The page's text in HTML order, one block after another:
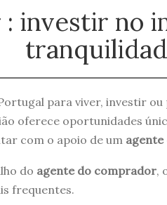
investir no
para viver, investir
oferece oportunidades
com o apoio de um
do agente do comprador,
frequentes.